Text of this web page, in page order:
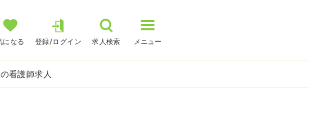
になる 登録/ログイン 求人検索 メニュー
看護師求人